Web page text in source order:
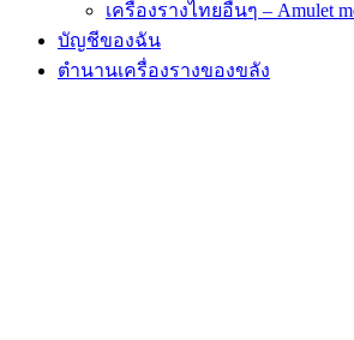
เครื่องรางไทยอื่นๆ – Amulet
บัญชีของฉัน
ตำนานเครื่องรางของขลัง